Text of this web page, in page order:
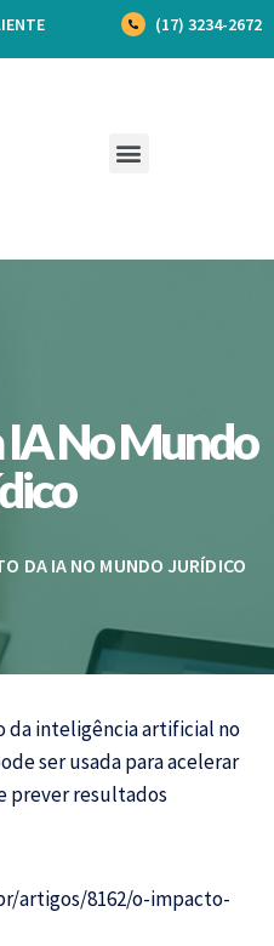
(17) 3234-2672
No Mundo
DA IA NO MUNDO JURÍDICO
da inteligência artificial no
ser usada para acelerar
prever resultados
artigos/8162/o-impacto-